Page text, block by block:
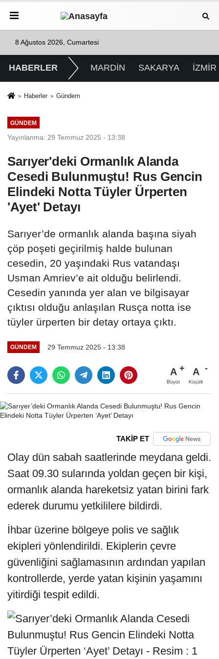
8 Ağustos 2026, Cumartesi
HABERLER MARDİN SAKARYA İZMİR
Haberler Gündem
GÜNDEM
Yayınlanma: 29 Temmuz 2025 - 13:38
Sarıyer'deki Ormanlık Alanda
Cesedi Bulunmuştu! Rus Gencin
Elindeki Notta Tüyler Ürperten
'Ayet' Detayı
Sarıyer’de ormanlık alanda başına siyah
çöp poşeti geçirilmiş halde bulunan
cesedin, 20 yaşındaki Rus vatandaşı
Usman Amriev’e ait olduğu belirlendi.
Cesedin yanında yer alan ve bilgisayar
çıktısı olduğu anlaşılan Rusça notta ise
tüyler ürperten bir detay ortaya çıktı.
GÜNDEM 29 Temmuz 2025 - 13:38
A
Büyüt
A
Küçült
TAKİP ET
Olay dün sabah saatlerinde meydana geldi.
Saat 09.30 sularında yoldan geçen bir kişi,
ormanlık alanda hareketsiz yatan birini fark
ederek durumu yetkililere bildirdi.
İhbar üzerine bölgeye polis ve sağlık
ekipleri yönlendirildi. Ekiplerin çevre
güvenliğini sağlamasının ardından yapılan
kontrollerde, yerde yatan kişinin yaşamını
yitirdiği tespit edildi.